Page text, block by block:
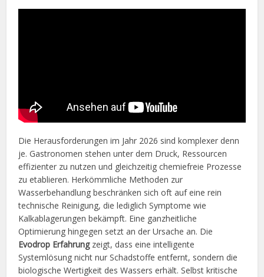
Die Herausforderungen im Jahr 2026 sind komplexer denn
je. Gastronomen stehen unter dem Druck, Ressourcen
effizienter zu nutzen und gleichzeitig chemiefreie Prozesse
zu etablieren. Herkömmliche Methoden zur
Wasserbehandlung beschränken sich oft auf eine rein
technische Reinigung, die lediglich Symptome wie
Kalkablagerungen bekämpft. Eine ganzheitliche
Optimierung hingegen setzt an der Ursache an. Die
Evodrop Erfahrungzeigt, dass eine intelligente
Systemlösung nicht nur Schadstoffe entfernt, sondern die
biologische Wertigkeit des Wassers erhält. Selbst kritische